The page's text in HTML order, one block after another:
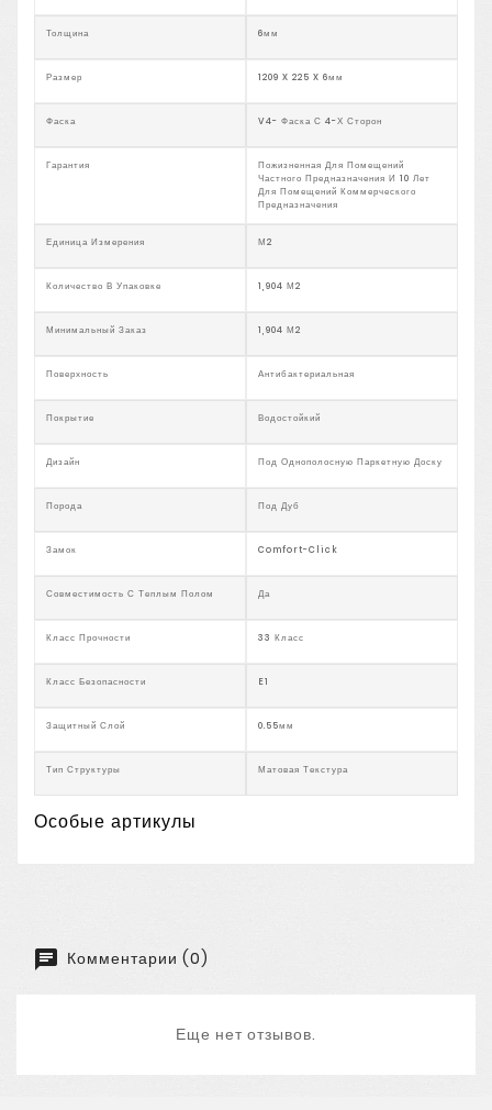
Толщина 6мм
Размер 1209 X 225 X 6мм
Фаска V4- Фаска С 4-Х Сторон
Гарантия
Пожизненная Для Помещений
Частного Предназначения И 10 Лет
Для Помещений Коммерческого
Предназначения
Единица Измерения М2
Количество В Упаковке 1,904 М2
Минимальный Заказ 1,904 М2
Поверхность Антибактериальная
Покрытие Водостойкий
Дизайн Под Однополосную Паркетную Доску
Порода Под Дуб
Замок Comfort-Click
Совместимость С Теплым Полом Да
Класс Прочности 33 Класс
Класс Безопасности E1
Защитный Слой 0.55мм
Тип Структуры Матовая Текстура
Особые артикулы
Комментарии (0)
Еще нет отзывов.